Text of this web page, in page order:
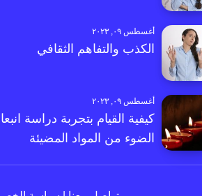
أغسطس ٠٩, ٢٠٢٣
الكذب والتفاهم الثقافي
أغسطس ٠٩, ٢٠٢٣
كيفية القيام بتجربة دراسة
الضوء من المواد المضيئة